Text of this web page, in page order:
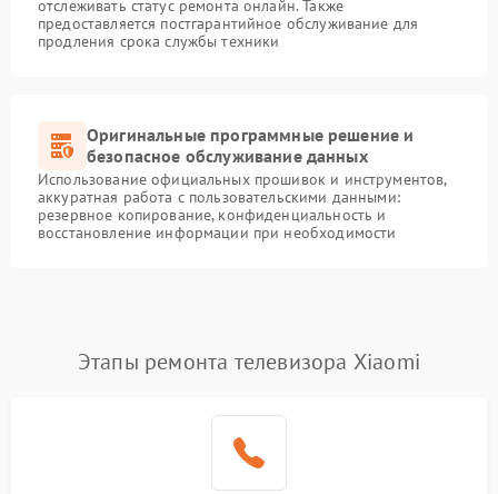
отслеживать статус ремонта онлайн. Также
предоставляется постгарантийное обслуживание для
продления срока службы техники
Оригинальные программные решение и
безопасное обслуживание данных
Использование официальных прошивок и инструментов,
аккуратная работа с пользовательскими данными:
резервное копирование, конфиденциальность и
восстановление информации при необходимости
Этапы ремонта телевизора Xiaomi